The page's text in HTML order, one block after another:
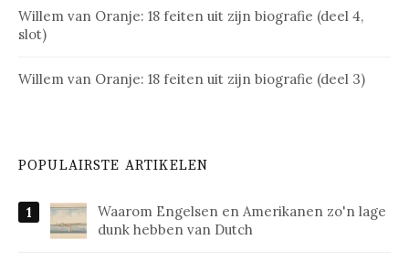
Willem van Oranje: 18 feiten uit zijn biografie (deel 4,
slot)
Willem van Oranje: 18 feiten uit zijn biografie (deel 3)
POPULAIRSTE ARTIKELEN
Waarom Engelsen en Amerikanen zo'n lage
dunk hebben van Dutch